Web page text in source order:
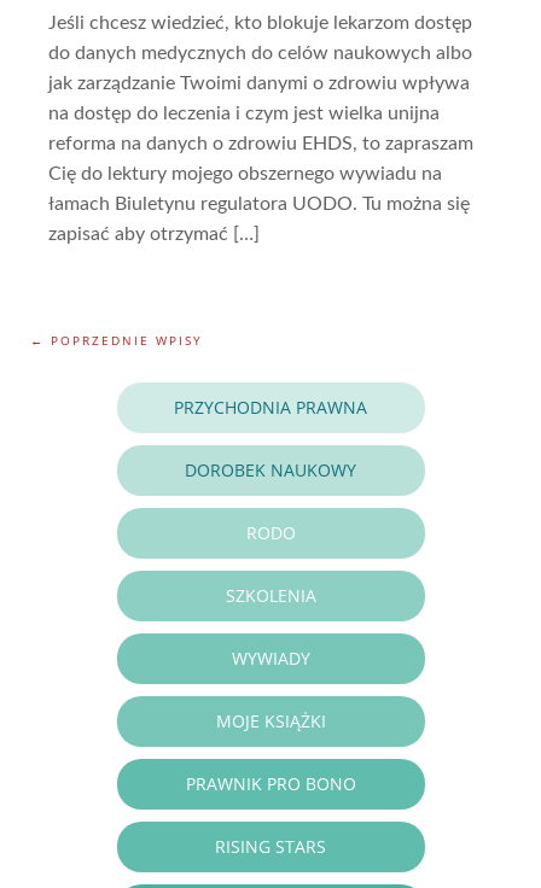
Jeśli chcesz wiedzieć, kto blokuje lekarzom dostęp
do danych medycznych do celów naukowych albo
jak zarządzanie Twoimi danymi o zdrowiu wpływa
na dostęp do leczenia i czym jest wielka unijna
reforma na danych o zdrowiu EHDS, to zapraszam
Cię do lektury mojego obszernego wywiadu na
łamach Biuletynu regulatora UODO. Tu można się
zapisać aby otrzymać […]
← POPRZEDNIE WPISY
PRZYCHODNIA PRAWNA
DOROBEK NAUKOWY
RODO
SZKOLENIA
WYWIADY
MOJE KSIĄŻKI
PRAWNIK PRO BONO
RISING STARS